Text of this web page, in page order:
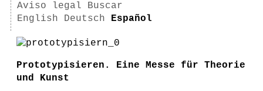
Aviso legal
Buscar
English
Deutsch Español
Prototypisieren. Eine Messe für Theorie
und Kunst